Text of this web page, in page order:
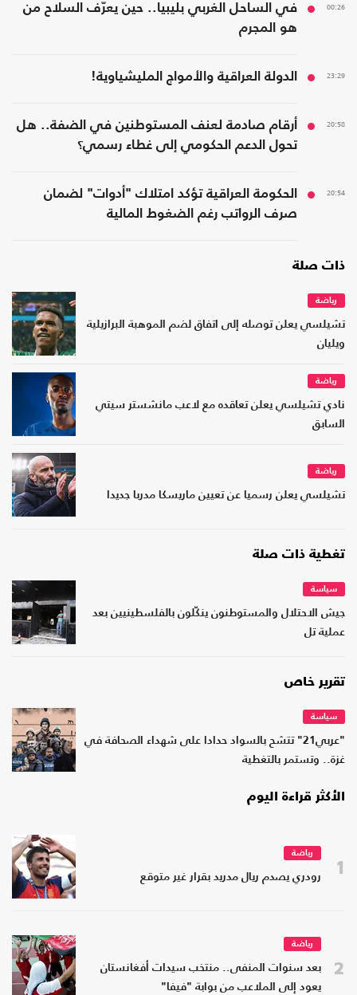
00:26
في الساحل الغربي بليبيا.. حين يعرّف السلاح من
هو المجرم
23:29 الدولة العراقية والأمواج المليشياوية!
20:58
أرقام صادمة لعنف المستوطنين في الضفة.. هل
تحول الدعم الحكومي إلى غطاء رسمي؟
20:54
الحكومة العراقية تؤكد امتلاك "أدوات" لضمان
صرف الرواتب رغم الضغوط المالية
ذات صلة
رياضة
تشيلسي يعلن توصله إلى اتفاق لضم الموهبة البرازيلية
ويليان
رياضة
نادي تشيلسي يعلن تعاقده مع لاعب مانشستر سيتي
السابق
رياضة
تشيلسي يعلن رسميا عن تعيين ماريسكا مدربا جديدا
تغطية ذات صلة
سياسة
جيش الاحتلال والمستوطنون ينكّلون بالفلسطينيين بعد
عملية تل
تقرير خاص
سياسة
"عربي21" تتشح بالسواد حدادا على شهداء الصحافة في
غزة.. وتستمر بالتغطية
الأكثر قراءة اليوم
1
رياضة
رودري يصدم ريال مدريد بقرار غير متوقع
2
رياضة
بعد سنوات المنفى.. منتخب سيدات أفغانستان
يعود إلى الملاعب من بوابة "فيفا"